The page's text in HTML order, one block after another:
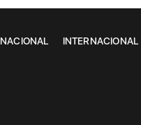
NACIONAL INTERNACIONAL